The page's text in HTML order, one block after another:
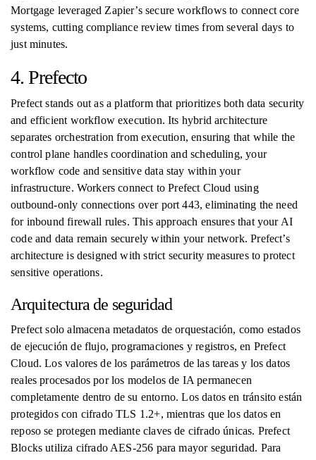
Mortgage leveraged Zapier’s secure workflows to connect core
systems, cutting compliance review times from several days to
just minutes.
4. Prefecto
Prefect stands out as a platform that prioritizes both data security
and efficient workflow execution. Its hybrid architecture
separates orchestration from execution, ensuring that while the
control plane handles coordination and scheduling, your
workflow code and sensitive data stay within your
infrastructure. Workers connect to Prefect Cloud using
outbound-only connections over port 443, eliminating the need
for inbound firewall rules. This approach ensures that your AI
code and data remain securely within your network. Prefect’s
architecture is designed with strict security measures to protect
sensitive operations.
Arquitectura de seguridad
Prefect solo almacena metadatos de orquestación, como estados
de ejecución de flujo, programaciones y registros, en Prefect
Cloud. Los valores de los parámetros de las tareas y los datos
reales procesados ​​por los modelos de IA permanecen
completamente dentro de su entorno. Los datos en tránsito están
protegidos con cifrado TLS 1.2+, mientras que los datos en
reposo se protegen mediante claves de cifrado únicas. Prefect
Blocks utiliza cifrado AES-256 para mayor seguridad. Para